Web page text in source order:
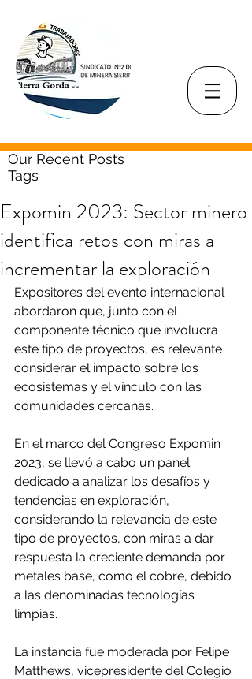
Our Recent Posts
Tags
Expomin 2023: Sector minero
identifica retos con miras a
incrementar la exploración
Expositores del evento internacional
abordaron que, junto con el
componente técnico que involucra
este tipo de proyectos, es relevante
considerar el impacto sobre los
ecosistemas y el vínculo con las
comunidades cercanas.
En el marco del Congreso Expomin
2023, se llevó a cabo un panel
dedicado a analizar los desafíos y
tendencias en exploración,
considerando la relevancia de este
tipo de proyectos, con miras a dar
respuesta la creciente demanda por
metales base, como el cobre, debido
a las denominadas tecnologías
limpias.
La instancia fue moderada por Felipe
Matthews, vicepresidente del Colegio